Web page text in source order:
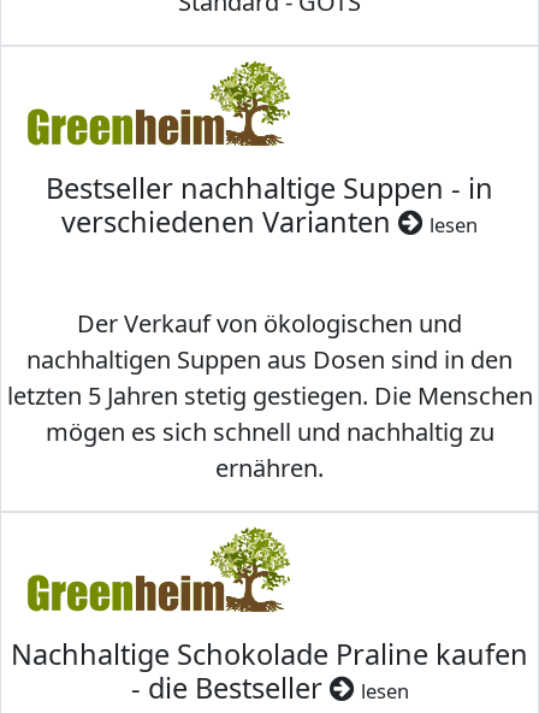
Bestseller nachhaltige Suppen - in
verschiedenen Varianten
lesen
Der Verkauf von ökologischen und
nachhaltigen Suppen aus Dosen sind in den
letzten 5 Jahren stetig gestiegen. Die Menschen
mögen es sich schnell und nachhaltig zu
ernähren.
Nachhaltige Schokolade Praline kaufen
- die Bestseller
lesen